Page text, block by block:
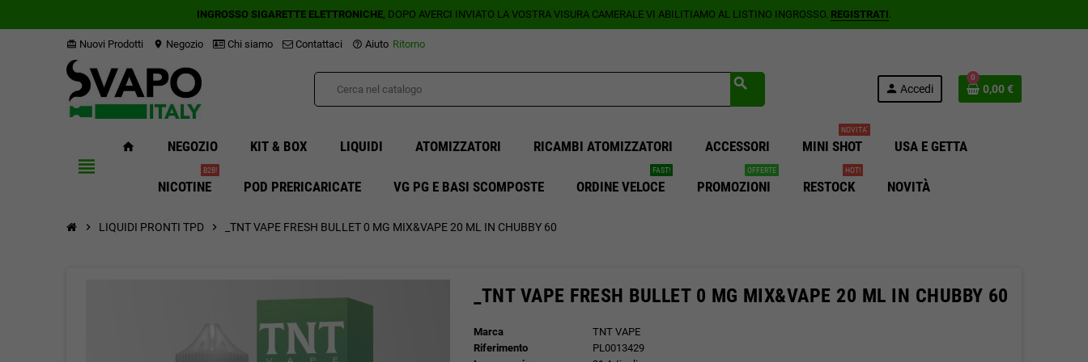
INGROSSO SIGARETTE ELETTRONICHE, DOPO AVERCI INVIATO LA VOSTRA VISURA CAMERALE VI ABILITIAMO AL LISTINO INGROSSO. REGISTRATI.
card_giftcard Nuovi Prodotti location_on Negozio Chi siamo Contattaci help_outline Aiuto Ritorno
search person Accedi
0
0,00 €
view_headline
home NEGOZIO KIT & BOX LIQUIDI ATOMIZZATORI RICAMBI ATOMIZZATORI ACCESSORI MINI SHOT
NOVITA'
USA E GETTA
NICOTINE
B2B!
POD PRERICARICATE VG PG E BASI SCOMPOSTE ORDINE VELOCE
FAST!
PROMOZIONI
OFFERTE
RESTOCK
HOT!
NOVITÀ
chevron_right LIQUIDI PRONTI TPD chevron_right _TNT VAPE FRESH BULLET 0 MG MIX&VAPE 20 ML IN CHUBBY 60
_TNT VAPE FRESH BULLET 0 MG MIX&VAPE 20 ML IN CHUBBY 60
Marca
TNT VAPE
Riferimento
PL0013429